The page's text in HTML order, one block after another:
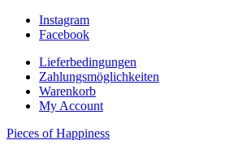
Instagram
Facebook
Lieferbedingungen
Zahlungsmöglichkeiten
Warenkorb
My Account
Pieces of Happiness